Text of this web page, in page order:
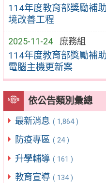
114年度教育部獎勵補
境改善工程
2025-11-24 庶務組
114年度教育部獎勵補
電腦主機更新案
依公告類別彙總
最新消息 ( 1,864 )
防疫專區 ( 24 )
升學輔導 ( 161 )
教育宣導 ( 134 )